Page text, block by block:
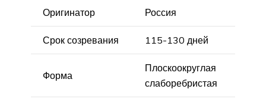
Оригинатор Россия
Срок созревания 115-130 дней
Форма
Плоскоокруглая
слаборебристая